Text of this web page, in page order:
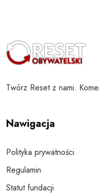
Twórz Reset z nami.
Nawigacja
Polityka prywatności
Regulamin
Statut fundacji